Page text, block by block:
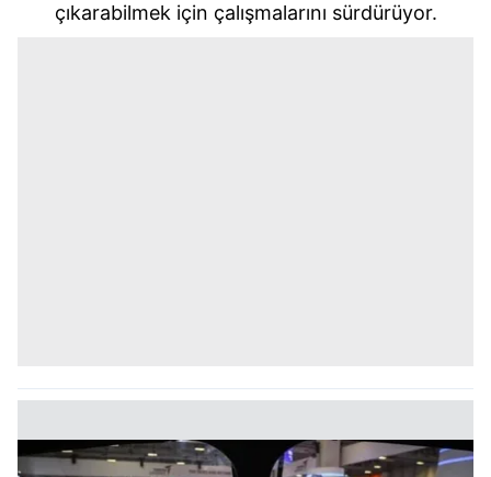
çıkarabilmek için çalışmalarını sürdürüyor.